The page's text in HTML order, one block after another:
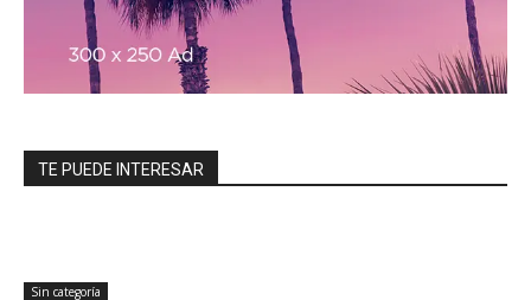
TE PUEDE INTERESAR